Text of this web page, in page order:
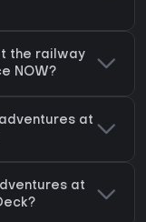
the railway
NOW?
adventures at
at